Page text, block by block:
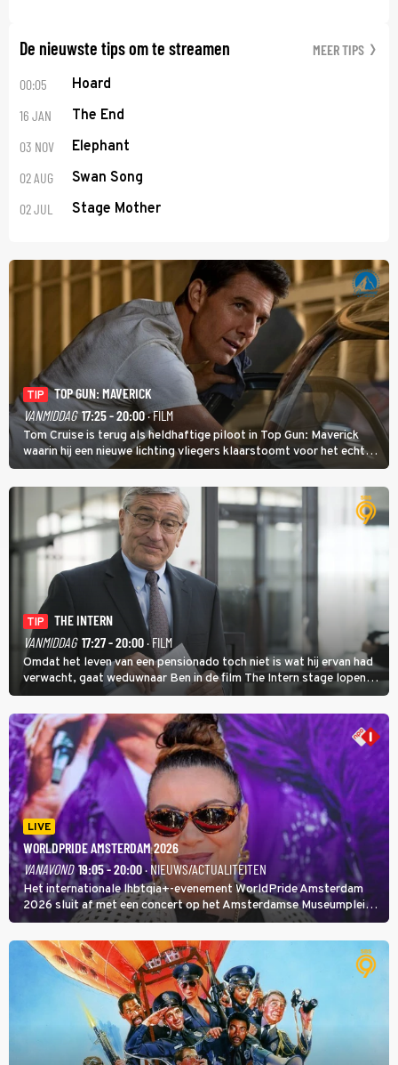
De nieuwste tips om te streamen MEER TIPS
00:05 Hoard
16 JAN The End
03 NOV Elephant
02 AUG Swan Song
02 JUL Stage Mother
TIP
TOP GUN: MAVERICK
VANMIDDAG 17:25 - 20:00· FILM
Tom Cruise is terug als heldhaftige piloot in Top Gun: Maverick
waarin hij een nieuwe lichting vliegers klaarstoomt voor het echte
werk.
TIP
THE INTERN
VANMIDDAG 17:27 - 20:00· FILM
Omdat het leven van een pensionado toch niet is wat hij ervan had
verwacht, gaat weduwnaar Ben in de film The Intern stage lopen
bij de hippe webwinkel van Jules, wat een gouden zet blijkt te zijn.
LIVE
WORLDPRIDE AMSTERDAM 2026
VANAVOND 19:05 - 20:00· NIEUWS/ACTUALITEITEN
Het internationale lhbtqia+-evenement WorldPride Amsterdam
2026 sluit af met een concert op het Amsterdamse Museumplein.
Anita Doth is een van de optredende artiesten. In de jaren 90
veroverde ze de wereld als zangeres van 2Unlimited.